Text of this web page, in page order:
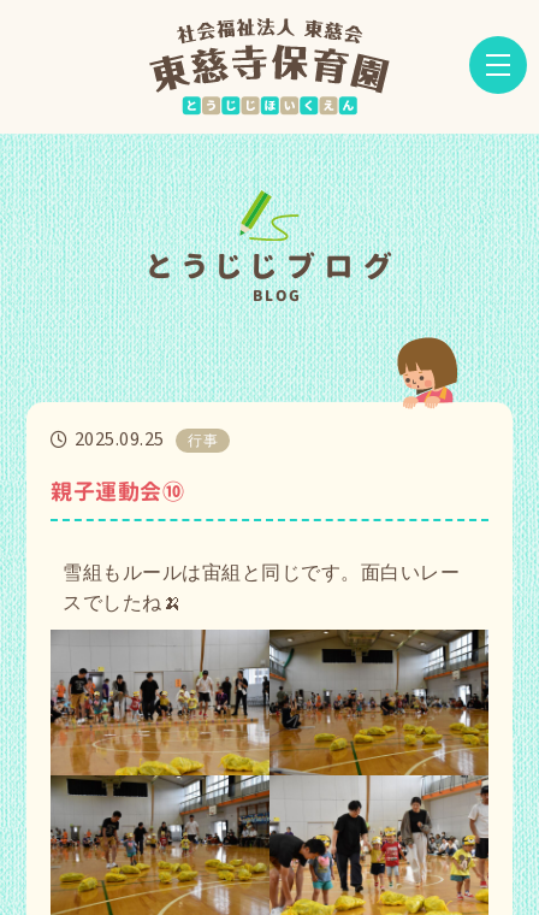
とうじじブログ
BLOG
2025.09.25 行事
親子運動会⑩
雪組もルールは宙組と同じです。面白いレー
スでしたね🍌